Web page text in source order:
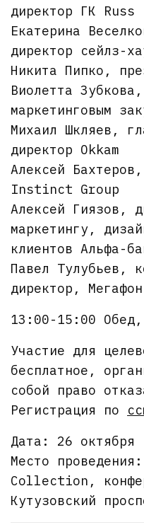
директор ГК Russ
Екатерина
директор сейлз-
Никита Пипко,
Виолетта
маркетинговым
Михаил Шкляев,
директор Okkam
Алексей
Instinct Group
Алексей Гиязов,
маркетингу,
клиентов Альфа-
Павел Тулубьев,
директор, Мегафон
13:00-15:00 Обед,
Участие для
бесплатное,
собой право
Регистрация по
Дата: 26 октября
Место
Collection,
Кутузовский